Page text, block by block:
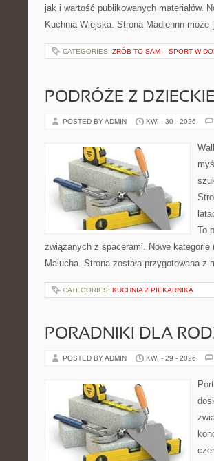
jak i wartość publikowanych materiałów.
Kuchnia Wiejska. Strona Madlennn
CATEGORIES: ZRÓB TO SAM – SPORT W
PODRÓŻE Z
POSTED BY ADMIN KWI - 30 - 2026
To
związanych z spacerami. Nowe
Malucha. Strona została przygotowana
CATEGORIES: KUCHNIA Z PIEKARNIKA
PORADNIKI DLA
POSTED BY ADMIN KWI - 29 - 2026